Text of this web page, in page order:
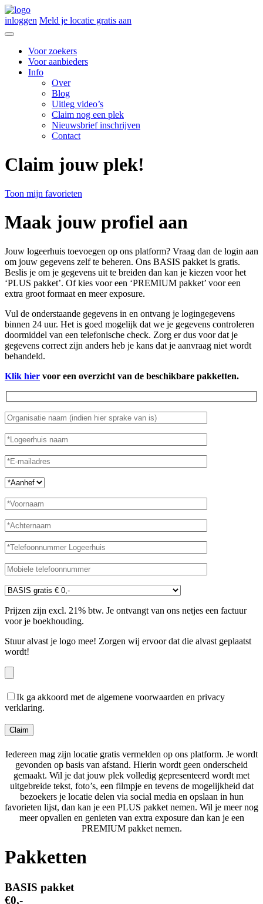
inloggen Meld je locatie gratis aan
Voor zoekers
Voor aanbieders
Info
Over
Blog
Uitleg video’s
Claim nog een plek
Nieuwsbrief inschrijven
Contact
Claim jouw plek!
Toon mijn favorieten
Maak jouw profiel aan
Jouw logeerhuis toevoegen op ons platform? Vraag dan de login aan
om jouw gegevens zelf te beheren. Ons BASIS pakket is gratis.
Beslis je om je gegevens uit te breiden dan kan je kiezen voor het
‘PLUS pakket’. Of kies voor een ‘PREMIUM pakket’ voor een
extra groot formaat en meer exposure.
Vul de onderstaande gegevens in en ontvang je logingegevens
binnen 24 uur. Het is goed mogelijk dat we je gegevens controleren
doormiddel van een telefonische check. Zorg er dus voor dat je
gegevens correct zijn anders heb je kans dat je aanvraag niet wordt
behandeld.
Klik hier voor een overzicht van de beschikbare pakketten.
Prijzen zijn excl. 21% btw. Je ontvangt van ons netjes een factuur
voor je boekhouding.
Stuur alvast je logo mee! Zorgen wij ervoor dat die alvast geplaatst
wordt!
Ik ga akkoord met de algemene voorwaarden en privacy
verklaring.
Iedereen mag zijn locatie gratis vermelden op ons platform. Je wordt
gevonden op basis van afstand. Hierin wordt geen onderscheid
gemaakt. Wil je dat jouw plek volledig gepresenteerd wordt met
uitgebreide tekst, foto’s, een filmpje en tevens de mogelijkheid dat
bezoekers je locatie delen via social media en opslaan in hun
favorieten lijst, dan kan je een PLUS pakket nemen. Wil je meer nog
meer opvallen en genieten van extra exposure dan kan je een
PREMIUM pakket nemen.
Pakketten
BASIS pakket
€0,-